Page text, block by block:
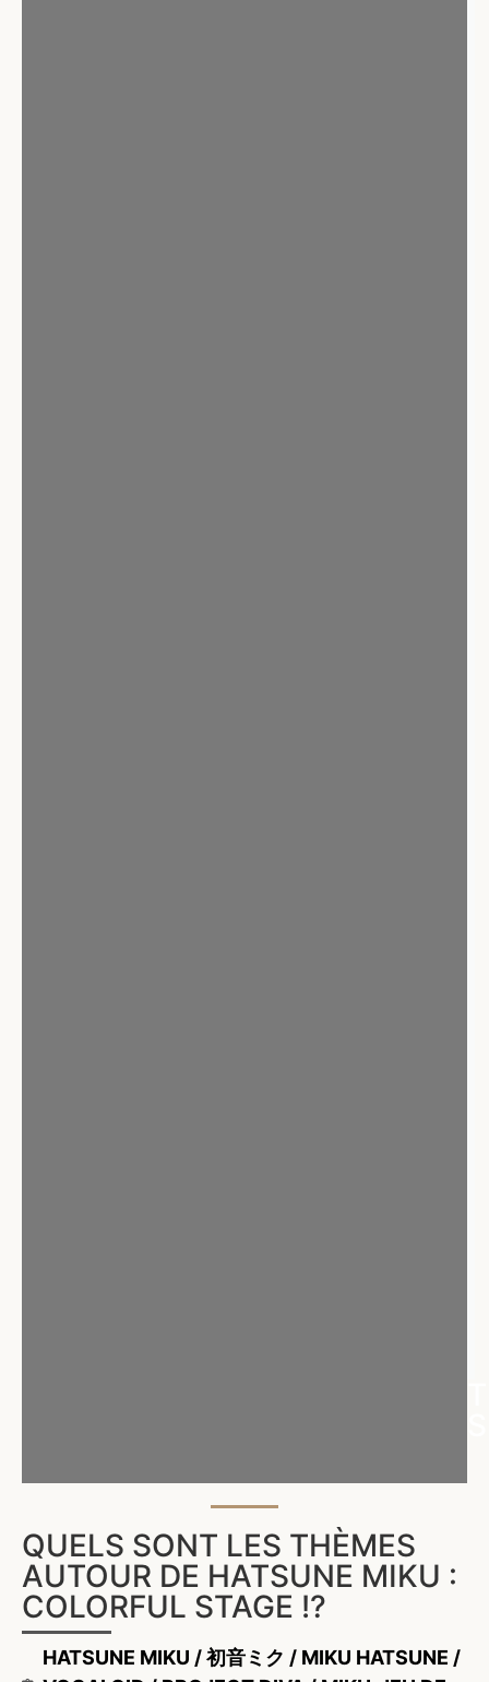
QUELS SONT LES THÈMES
AUTOUR DE HATSUNE MIKU :
COLORFUL STAGE !?
HATSUNE MIKU / 初音ミク / MIKU HATSUNE /